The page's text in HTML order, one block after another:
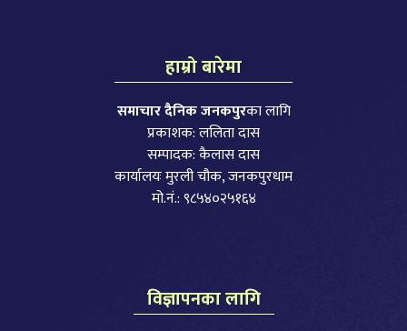
हाम्रो बारेमा
समाचार दैनिक जनकपुरका लागि
प्रकाशक: ललिता दास
सम्पादक: कैलास दास
कार्यालयः मुरली चौक, जनकपुरधाम
मो.नं.: ९८५४०२५१६४
विज्ञापनका लागि